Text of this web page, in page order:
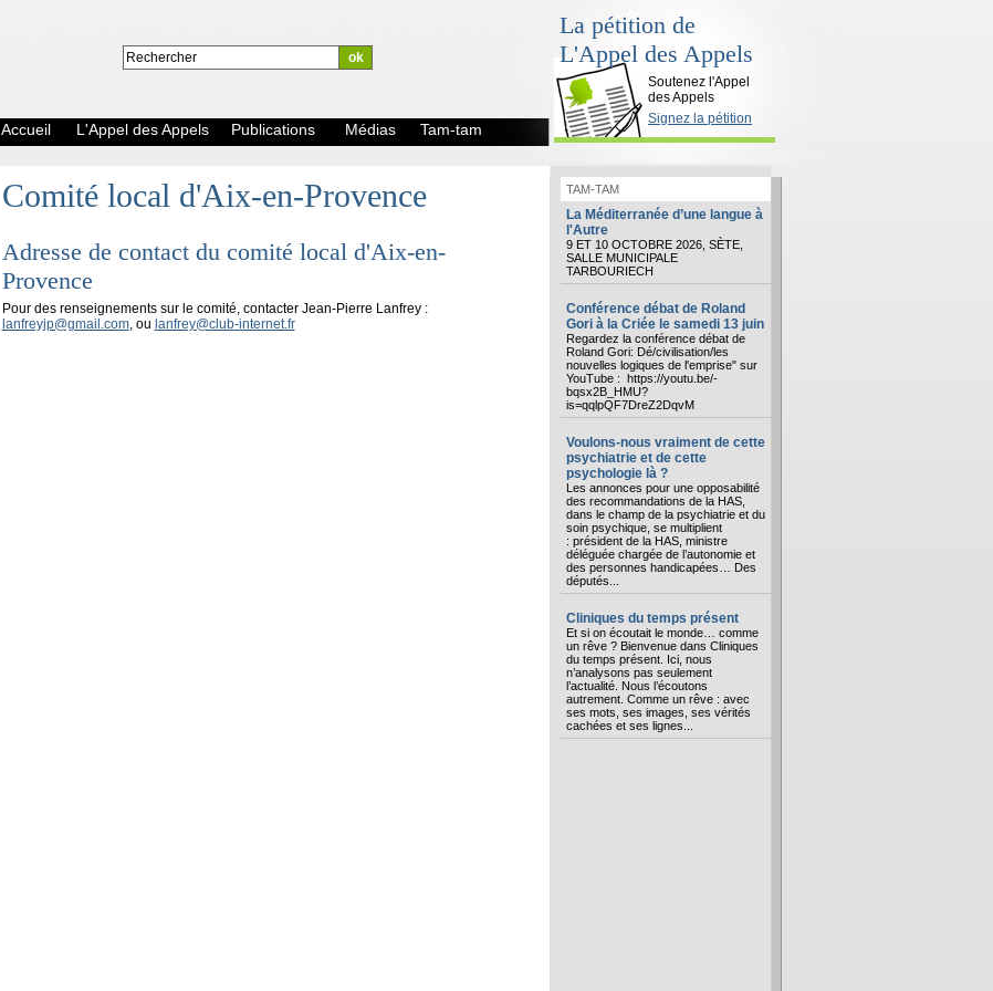
Accueil L'Appel des Appels Publications Médias Tam-tam
La pétition de
L'Appel des Appels
Soutenez l'Appel
des Appels
Signez la pétition
Comité local d'Aix-en-Provence
Adresse de contact du comité local d'Aix-en-
Provence
Pour des renseignements sur le comité, contacter Jean-Pierre Lanfrey :
lanfreyjp@gmail.com, ou lanfrey@club-internet.fr
TAM-TAM
La Méditerranée d’une langue à
l'Autre
9 ET 10 OCTOBRE 2026, SÈTE,
SALLE MUNICIPALE
TARBOURIECH
Conférence débat de Roland
Gori à la Criée le samedi 13 juin
Regardez la conférence débat de
Roland Gori: Dé/civilisation/les
nouvelles logiques de l'emprise" sur
YouTube : https://youtu.be/-
bqsx2B_HMU?
is=qqlpQF7DreZ2DqvM
Voulons-nous vraiment de cette
psychiatrie et de cette
psychologie là ?
Les annonces pour une opposabilité
des recommandations de la HAS,
dans le champ de la psychiatrie et du
soin psychique, se multiplient
: président de la HAS, ministre
déléguée chargée de l’autonomie et
des personnes handicapées… Des
députés...
Cliniques du temps présent
Et si on écoutait le monde… comme
un rêve ? Bienvenue dans Cliniques
du temps présent. Ici, nous
n’analysons pas seulement
l’actualité. Nous l’écoutons
autrement. Comme un rêve : avec
ses mots, ses images, ses vérités
cachées et ses lignes...